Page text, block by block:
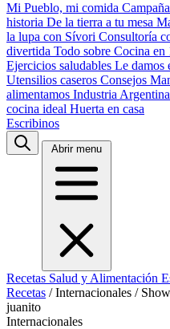
Mi Pueblo, mi comida
historia De la tierra a tu mesa
la lupa con Sívori Consultoría
divertida Todo sobre Cocina en
Ejercicios saludables Le damos
Utensilios caseros Consejos
alimentamos Industria Argentina
cocina ideal Huerta en casa
Escribinos
Abrir menu
Recetas Salud y Alimentación
Recetas / Internacionales /
juanito
Internacionales